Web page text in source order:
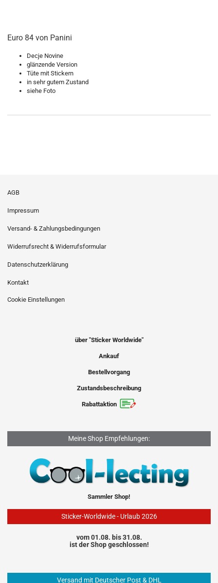
Euro 84 von Panini
Decje Novine
glänzende Version
Tüte mit Stickern
in sehr gutem Zustand
siehe Foto
AGB
Impressum
Versand- & Zahlungsbedingungen
Widerrufsrecht & Widerrufsformular
Datenschutzerklärung
Kontakt
Cookie Einstellungen
über "Sticker Worldwide"
Ankauf
Bestellvorgang
Zustandsbeschreibung
Rabattaktion
Meine Shop Empfehlungen:
Sammler Shop!
Sticker-Worldwide - Urlaub 2026
vom 01.08. bis 31.08.
ist der Shop geschlossen!
Versand mit Deutscher Post & DHL